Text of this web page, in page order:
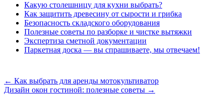
Какую столешницу для кухни выбрать?
Как защитить древесину от сырости и грибка
Безопасность складского оборудования
Полезные советы по разборке и чистке вытяжки
Экспертиза сметной документации
Паркетная доска — вы спрашиваете, мы отвечаем!
← Как выбрать для аренды мотокультиватор
Дизайн окон гостиной: полезные советы →